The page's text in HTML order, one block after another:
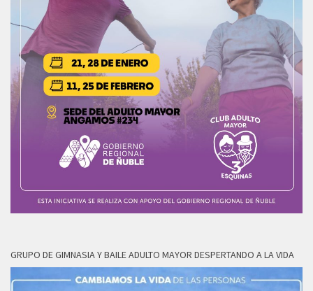
GRUPO DE GIMNASIA Y BAILE ADULTO MAYOR DESPERTANDO A LA VIDA